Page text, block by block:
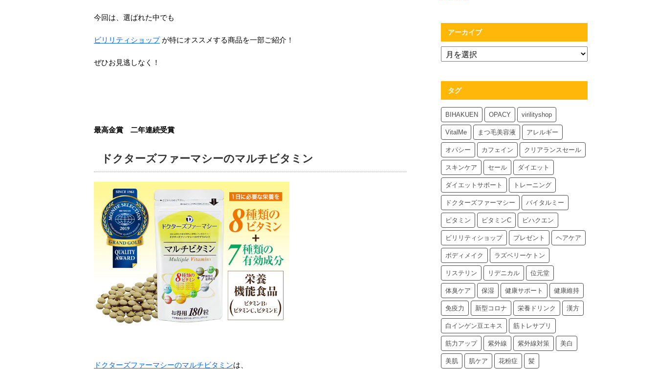
今回は、選ばれた中でも
ビリリティショップが特にオススメする商品を一部ご紹介！
ぜひお見逃しなく！
最高金賞 二年連続受賞
ドクターズファーマシーのマルチビタミン
ドクターズファーマシーのマルチビタミンは、
アーカイブ
タグ
BIHAKUEN OPACY virilityshop
VitalMe まつ毛美容液 アレルギー
オパシー カフェイン クリアランスセール
スキンケア セール ダイエット
ダイエットサポート トレーニング
ドクターズファーマシー バイタルミー
ビタミン ビタミンC ビハクエン
ビリリティショップ プレゼント ヘアケア
ボディメイク ラズベリーケトン
リステリン リデニカル 位元堂
体臭ケア 保湿 健康サポート 健康維持
免疫力 新型コロナ 栄養ドリンク 漢方
白インゲン豆エキス 筋トレサプリ
筋力アップ 紫外線 紫外線対策 美白
美肌 肌ケア 花粉症 髪